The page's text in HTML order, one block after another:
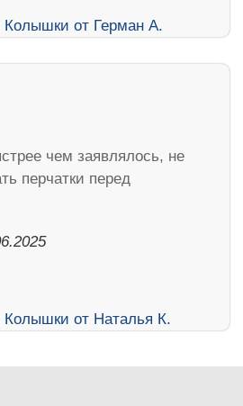
чем заявлялось, не
перчатки перед